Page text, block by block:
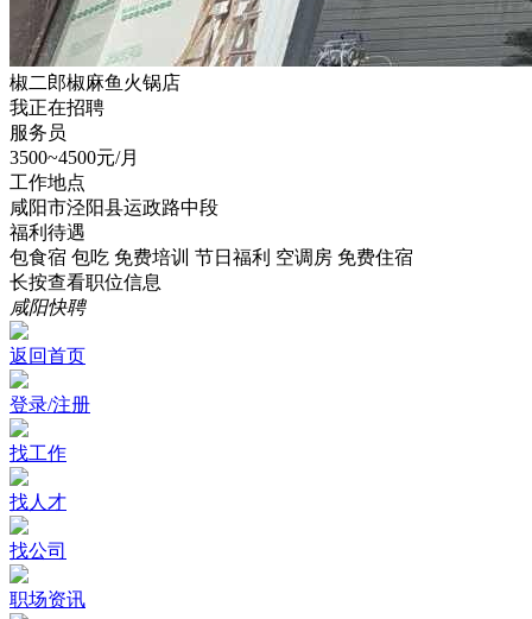
椒二郎椒麻鱼火锅店
我正在招聘
服务员
3500~4500元/月
工作地点
咸阳市泾阳县运政路中段
福利待遇
包食宿 包吃 免费培训 节日福利 空调房 免费住宿
长按查看职位信息
咸阳快聘
返回首页
登录/注册
找工作
找人才
找公司
职场资讯